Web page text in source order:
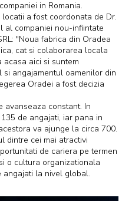
in Romania.
a fost coordonata de Dr.
al companiei nou-infiintate
"Noua fabrica din Oradea
cat si colaborarea locala
acasa aici si suntem
angajamentul oamenilor din
Oradei a fost decizia
avanseaza constant. In
de angajati, iar pana in
va ajunge la circa 700.
dintre cei mai atractivi
de cariera pe termen
o cultura organizationala
angajati la nivel global.